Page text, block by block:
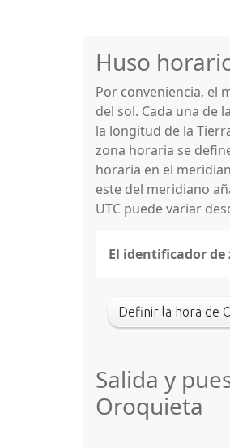
Huso
Por conveniencia, el
del sol. Cada una de
la longitud de la
zona horaria se
horaria en el
este del meridiano
UTC puede variar
El identificador
Definir la hora de
Salida y
Oroquieta